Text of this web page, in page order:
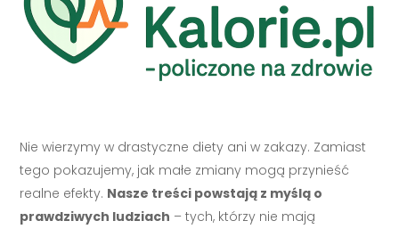
Nie wierzymy w drastyczne diety ani w zakazy. Zamiast
tego pokazujemy, jak małe zmiany mogą przynieść
realne efekty. Nasze treści powstają z myślą o
prawdziwych ludziach – tych, którzy nie mają